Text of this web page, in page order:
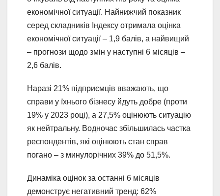
економічної ситуації. Найнижчий показник
серед складників Індексу отримала оцінка
економічної ситуації – 1,9 балів, а найвищий
– прогнози щодо змін у наступні 6 місяців –
2,6 балів.
Наразі 21% підприємців вважають, що
справи у їхнього бізнесу йдуть добре (проти
19% у 2023 році), а 27,5% оцінюють ситуацію
як нейтральну. Водночас збільшилась частка
респондентів, які оцінюють стан справ
погано – з минулорічних 39% до 51,5%.
Динаміка оцінок за останні 6 місяців
демонструє негативний тренд: 62%